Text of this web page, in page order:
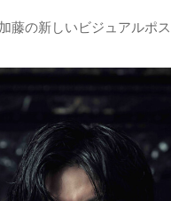
藤の新しいビジュアルポス